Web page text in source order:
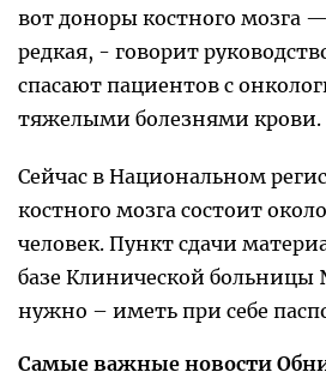
вот доноры костного мозга
редкая, - говорит
спасают пациентов с
тяжелыми болезнями крови.
Сейчас в Национальном
костного мозга состоит
человек. Пункт сдачи
базе Клинической больницы
нужно – иметь при себе
Самые важные новости